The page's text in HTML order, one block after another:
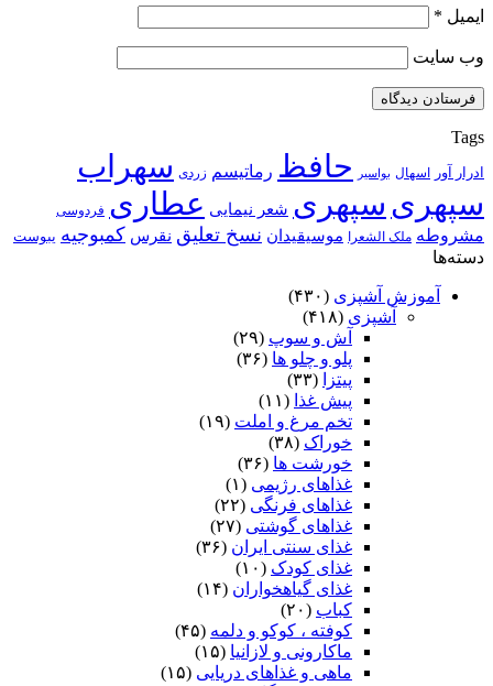
ایمیل *
وب‌ سایت
Tags
ادرار آور اسهال بواسیر حافظ رماتیسم زردی سهراب
سپهری سپهری شعر نیمایی عطاری فردوسی
مشروطه ملک الشعرا موسیقیدان نسخ تعلیق نقرس کمبوجیه یبوست
دسته‌ها
آموزش آشپزی (۴۳۰)
آشپزی (۴۱۸)
آش و سوپ (۲۹)
پلو و چلو ها (۳۶)
پیتزا
(۳۳)
پیش غذا (۱۱)
تخم مرغ و املت (۱۹)
خوراک (۳۸)
خورشت ها (۳۶)
غذاهای رژیمی (۱)
غذاهای فرنگی (۲۲)
غذاهای گوشتی (۲۷)
غذای سنتی ایران (۳۶)
غذای کودک (۱۰)
غذای گیاهخواران (۱۴)
کباب (۲۰)
کوفته ، کوکو و دلمه (۴۵)
ماکارونی و لازانیا (۱۵)
ماهی و غذاهای دریایی (۱۵)